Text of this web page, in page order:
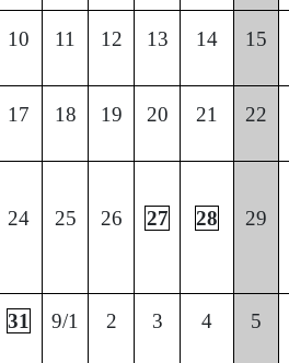
10 11 12 13 14 15
17 18 19 20 21 22
24 25 26 27 28 29
31 9/1 2 3 4 5